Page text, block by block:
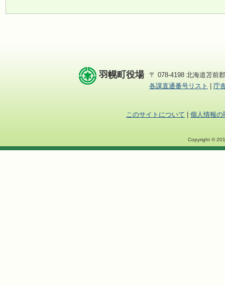
羽幌町役場
〒 078-4198 北海道苫前
各課直通番号リスト
庁
このサイトについて 個人情報の
Copyright ©